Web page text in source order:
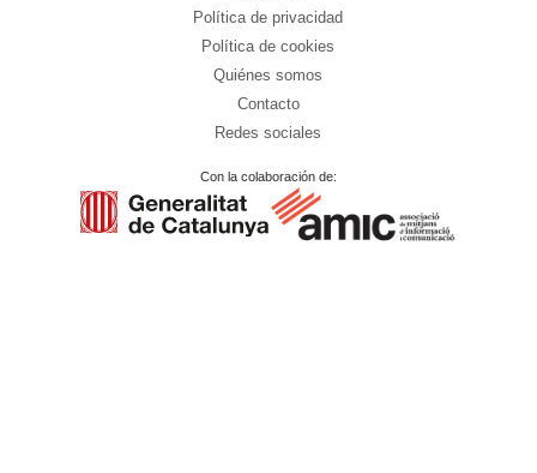
Política de privacidad
Política de cookies
Quiénes somos
Contacto
Redes sociales
Con la colaboración de: